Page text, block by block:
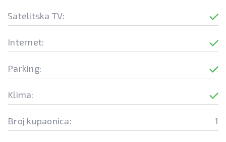
Satelitska TV:
Internet:
Parking:
Klima:
Broj kupaonica: 1